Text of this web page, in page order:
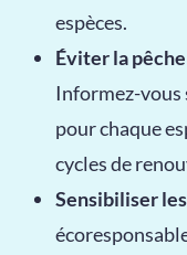
espèces.
Éviter la
Informez-vous
pour chaque
cycles de
Sensibiliser